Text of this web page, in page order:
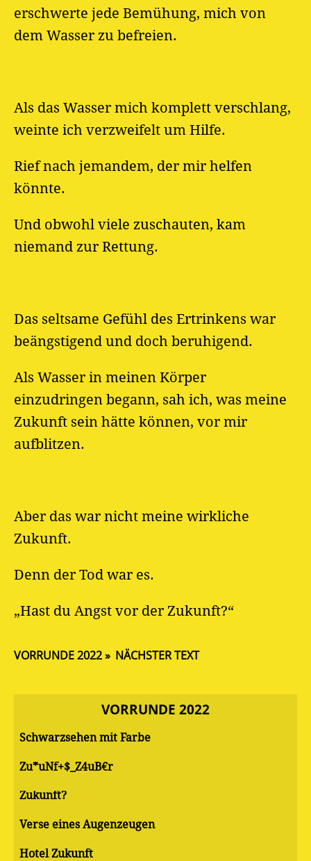
erschwerte jede Bemühung, mich von
dem Wasser zu befreien.
Als das Wasser mich komplett verschlang,
weinte ich verzweifelt um Hilfe.
Rief nach jemandem, der mir helfen
könnte.
Und obwohl viele zuschauten, kam
niemand zur Rettung.
Das seltsame Gefühl des Ertrinkens war
beängstigend und doch beruhigend.
Als Wasser in meinen Körper
einzudringen begann, sah ich, was meine
Zukunft sein hätte können, vor mir
aufblitzen.
Aber das war nicht meine wirkliche
Zukunft.
Denn der Tod war es.
„Hast du Angst vor der Zukunft?“
VORRUNDE 2022 NÄCHSTER TEXT
VORRUNDE 2022
Schwarzsehen mit Farbe
Zu*uNf+$_Z4uB€r
Zukunft?
Verse eines Augenzeugen
Hotel Zukunft